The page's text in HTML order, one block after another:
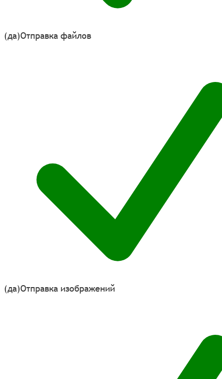
(да)Отправка файлов
(да)Отправка изображений